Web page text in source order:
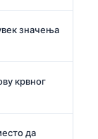
значења
крвног
да